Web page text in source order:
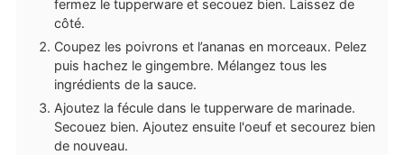
fermez le tupperware et secouez bien. Laissez de
côté.
Coupez les poivrons et l’ananas en morceaux. Pelez
puis hachez le gingembre. Mélangez tous les
ingrédients de la sauce.
Ajoutez la fécule dans le tupperware de marinade.
Secouez bien. Ajoutez ensuite l'oeuf et secourez bien
de nouveau.